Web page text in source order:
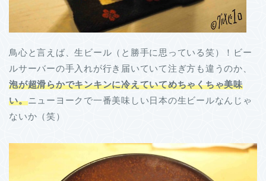
鳥心と言えば、生ビール（と勝手に思っている笑）！ビー
ルサーバーの手入れが行き届いていて注ぎ方も違うのか、
泡が超滑らかでキンキンに冷えていてめちゃくちゃ美味
い。ニューヨークで一番美味しい日本の生ビールなんじゃ
ないか（笑）